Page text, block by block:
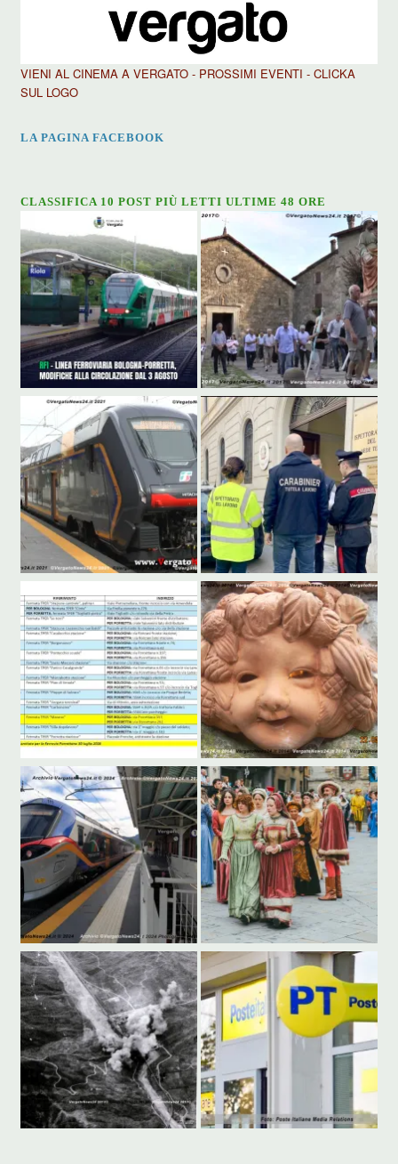
VIENI AL CINEMA A VERGATO - PROSSIMI EVENTI - CLICKA
SUL LOGO
LA PAGINA FACEBOOK
CLASSIFICA 10 POST PIÙ LETTI ULTIME 48 ORE